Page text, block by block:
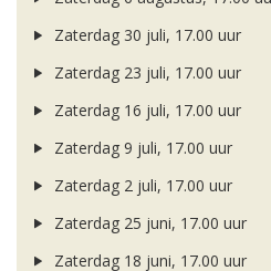
Zaterdag 30 juli, 17.00 uur
Zaterdag 23 juli, 17.00 uur
Zaterdag 16 juli, 17.00 uur
Zaterdag 9 juli, 17.00 uur
Zaterdag 2 juli, 17.00 uur
Zaterdag 25 juni, 17.00 uur
Zaterdag 18 juni, 17.00 uur